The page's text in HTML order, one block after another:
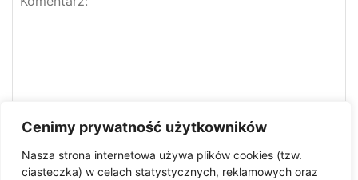
Cenimy prywatność użytkowników
Nasza strona internetowa używa plików cookies (tzw.
ciasteczka) w celach statystycznych, reklamowych oraz